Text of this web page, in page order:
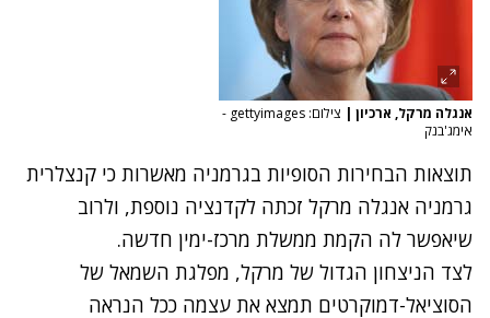
אנגלה מרקל, ארכיון |
צילום: gettyimages -
אימג'בנק
תוצאות הבחירות הסופיות בגרמניה מאשרות כי קנצלרית
גרמניה אנגלה מרקל זכתה לקדנציה נוספת, ולרוב
שיאפשר לה הקמת ממשלת מרכז-ימין חדשה.
לצד הניצחון הגדול של מרקל, מפלגת השמאל של
הסוציאל-דמוקרטים תמצא את עצמה ככל הנראה